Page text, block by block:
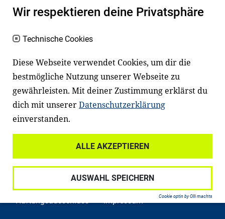
haben aber große Schwierigkeiten dabei.
Unser Angebot richtet sich deshalb gezielt
Lehrer*innen und andere
Fachexpert*innen. Dafür arbeiten wir eng
mit Ministerien, wissenschaftlichen
Einrichtungen, Verbänden, Unternehmen
Haftungsausschluss
Impressum
Wir respektieren deine Privatsphäre
Technische Cookies
Diese Webseite verwendet Cookies, um dir die
bestmögliche Nutzung unserer Webseite zu
gewährleisten. Mit deiner Zustimmung erklärst du
dich mit unsererDatenschutzerklärung
einverstanden.
ALLE AKZEPTIEREN
AUSWAHL SPEICHERN
Cookie optin by Olli machts